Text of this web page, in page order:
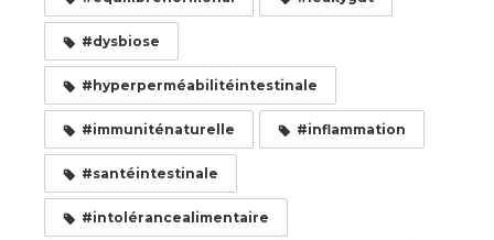
#dysbiose
#hyperperméabilitéintestinale
#immuniténaturelle #inflammation
#santéintestinale
#intolérancealimentaire